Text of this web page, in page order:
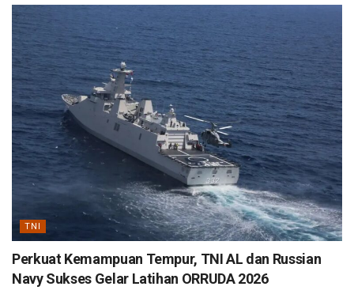
TNI
Perkuat Kemampuan Tempur, TNI AL dan Russian
Navy Sukses Gelar Latihan ORRUDA 2026